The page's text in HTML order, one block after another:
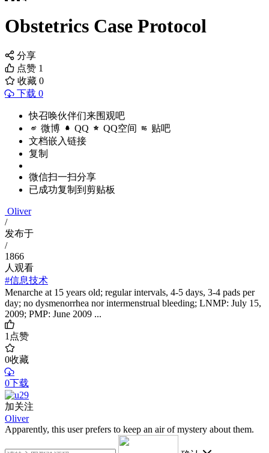
Obstetrics Case Protocol
分享
点赞 1
收藏 0
下载 0
快召唤伙伴们来围观吧
微博 QQ QQ空间 贴吧
文档嵌入链接
复制
微信扫一扫分享
已成功复制到剪贴板
Oliver
/
发布于
/
1866
人观看
#信息技术
Menarche at 15 years old; regular intervals, 4-5 days, 3-4 pads per
day; no dysmenorrhea nor intermenstrual bleeding; LNMP: July 15,
2009; PMP: June 2009 ...
1点赞
0收藏
0下载
加关注
Oliver
Apparently, this user prefers to keep an air of mystery about them.